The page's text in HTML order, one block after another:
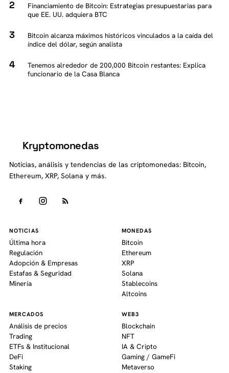
Financiamiento de Bitcoin: Estrategias presupuestarias para
que EE. UU. adquiera BTC
Bitcoin alcanza máximos históricos vinculados a la caída del
índice del dólar, según analista
Tenemos alrededor de 200,000 Bitcoin restantes: Explica
funcionario de la Casa Blanca
Kryptomonedas
Noticias, análisis y tendencias de las criptomonedas: Bitcoin,
Ethereum, XRP, Solana y más.
NOTICIAS
Última hora
Regulación
Adopción & Empresas
Estafas & Seguridad
Minería
MONEDAS
Bitcoin
Ethereum
XRP
Solana
Stablecoins
Altcoins
MERCADOS
Análisis de precios
Trading
ETFs & Institucional
DeFi
Staking
WEB3
Blockchain
NFT
IA & Cripto
Gaming / GameFi
Metaverso